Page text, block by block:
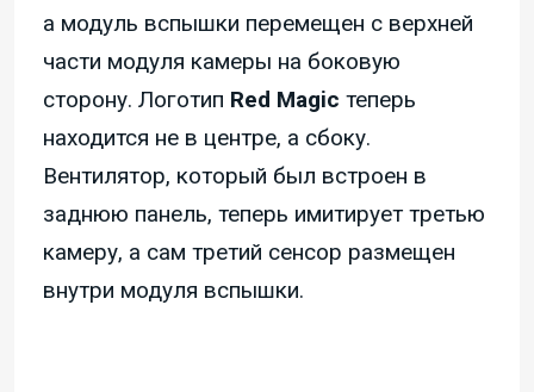
а модуль вспышки перемещен с верхней
части модуля камеры на боковую
сторону. Логотип Red Magic теперь
находится не в центре, а сбоку.
Вентилятор, который был встроен в
заднюю панель, теперь имитирует третью
камеру, а сам третий сенсор размещен
внутри модуля вспышки.